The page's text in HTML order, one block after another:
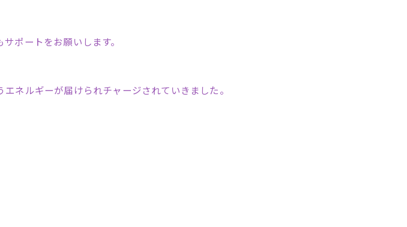
ポートをお願いします。
ネルギーが届けられチャージされていきました。